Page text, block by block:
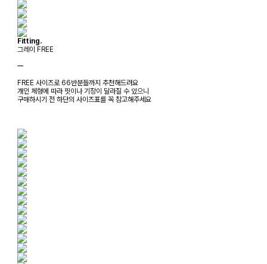
Fitting.
그레이 FREE
ㅡ
FREE 사이즈로 66반분들까지 추천해드려요
개인 체형에 따라 핏이나 기장이 달라질 수 있으니
구매하시기 전 하단의 사이즈표를 꼭 참고해주세요